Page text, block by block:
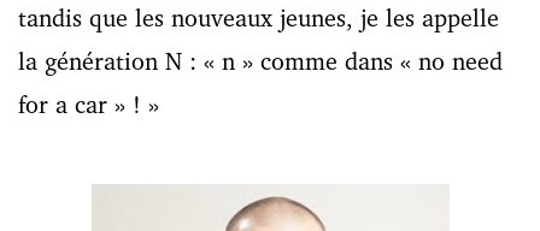
tandis que les nouveaux jeunes, je les appelle
la génération N : « n » comme dans « no need
for a car » ! »